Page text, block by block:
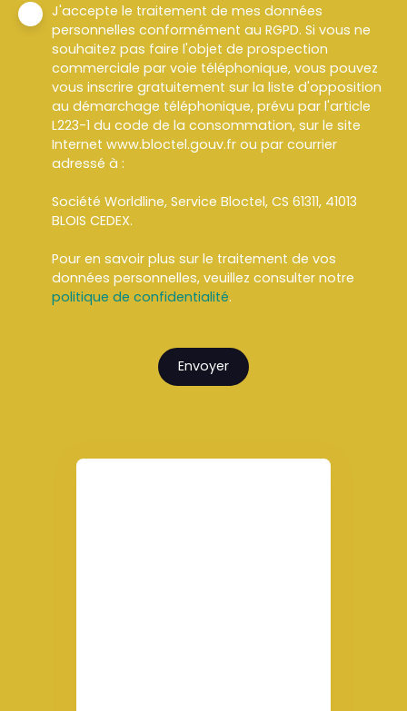
J'accepte le traitement de mes données
personnelles conformément au RGPD. Si vous ne
souhaitez pas faire l'objet de prospection
commerciale par voie téléphonique, vous pouvez
vous inscrire gratuitement sur la liste d'opposition
au démarchage téléphonique, prévu par l'article
L223-1 du code de la consommation, sur le site
Internet www.bloctel.gouv.fr ou par courrier
adressé à :
Société Worldline, Service Bloctel, CS 61311, 41013
BLOIS CEDEX.
Pour en savoir plus sur le traitement de vos
données personnelles, veuillez consulter notre
politique de confidentialité.
Envoyer